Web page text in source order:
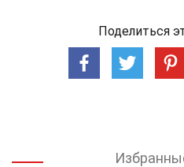
Поделиться